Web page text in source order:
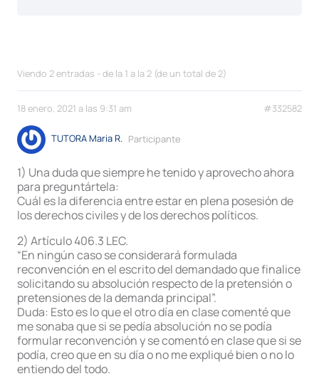
Viendo 2 entradas - de la 1 a la 2 (de un total de 2)
18 enero, 2021 a las 9:31 am #332582
TUTORA Maria R. Participante
1) Una duda que siempre he tenido y aprovecho ahora
para preguntártela:
Cuál es la diferencia entre estar en plena posesión de
los derechos civiles y de los derechos políticos.
2) Artículo 406.3 LEC.
“En ningún caso se considerará formulada
reconvención en el escrito del demandado que finalice
solicitando su absolución respecto de la pretensión o
pretensiones de la demanda principal”.
Duda: Esto es lo que el otro día en clase comenté que
me sonaba que si se pedía absolución no se podía
formular reconvención y se comentó en clase que si se
podía, creo que en su día o no me expliqué bien o no lo
entiendo del todo.